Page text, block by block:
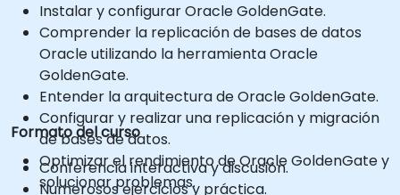
Instalar y configurar Oracle GoldenGate.
Comprender la replicación de bases de datos
Oracle utilizando la herramienta Oracle
GoldenGate.
Entender la arquitectura de Oracle GoldenGate.
Configurar y realizar una replicación y migración
de bases de datos.
Optimizar el rendimiento de Oracle GoldenGate y
solucionar problemas.
Formato del curso
Conferencia interactiva y discusión.
Numerosos ejercicios y práctica.